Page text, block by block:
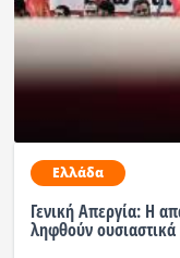
Ελλάδα
Γενική Απεργία: Η
ληφθούν